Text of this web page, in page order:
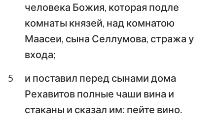
Аввакум Софония
Аггей
Малахия
человека Божия, которая подле
комнаты князей, над комнатою
Маасеи, сына Селлумова, стража у
входа;
5
и поставил перед сынами дома
Рехавитов полные чаши вина и
стаканы и сказал им: пейте вино.